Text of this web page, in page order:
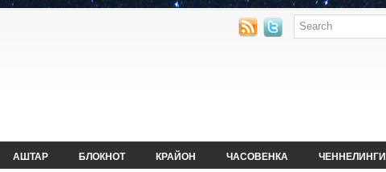
АШТАР БЛОКНОТ КРАЙОН ЧАСОВЕНКА ЧЕННЕЛИНГИ